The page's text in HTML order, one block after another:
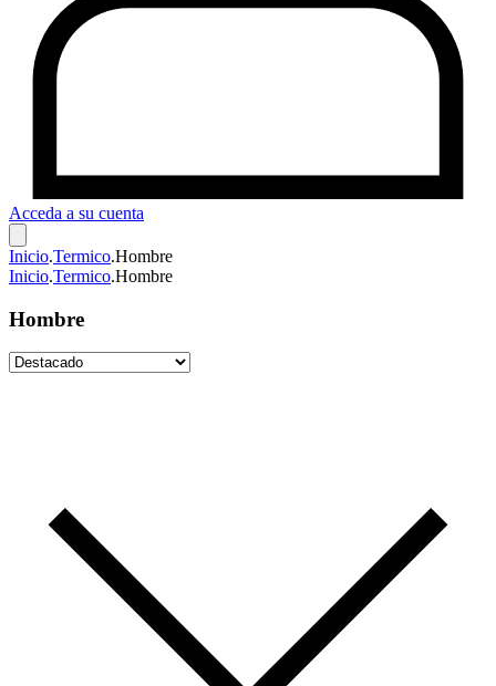
Acceda a su cuenta
Inicio.Termico.Hombre
Inicio.Termico.Hombre
Hombre